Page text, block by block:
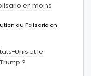
en moins
du Polisario en
Unis et le
?